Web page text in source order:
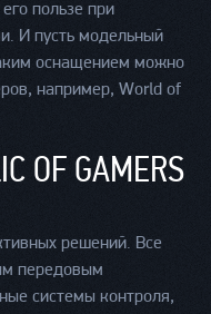
пользе при
И пусть модельный
оснащением можно
например, World of
OF GAMERS
решений. Все
передовым
системы контроля,